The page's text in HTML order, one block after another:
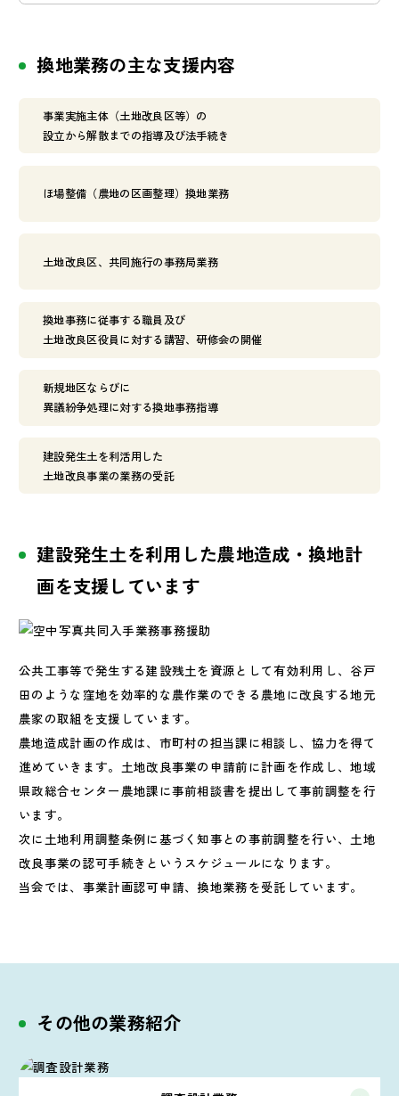
換地業務の主な支援内容
事業実施主体（土地改良区等）の
設立から解散までの指導及び法手続き
ほ場整備（農地の区画整理）換地業務
土地改良区、共同施行の事務局業務
換地事務に従事する職員及び
土地改良区役員に対する講習、研修会の開催
新規地区ならびに
異議紛争処理に対する換地事務指導
建設発生土を利活用した
土地改良事業の業務の受託
建設発生土を利用した農地造成・換地計
画を支援しています
公共工事等で発生する建設残土を資源として有効利用し、谷戸
田のような窪地を効率的な農作業のできる農地に改良する地元
農家の取組を支援しています。
農地造成計画の作成は、市町村の担当課に相談し、協力を得て
進めていきます。土地改良事業の申請前に計画を作成し、地域
県政総合センター農地課に事前相談書を提出して事前調整を行
います。
次に土地利用調整条例に基づく知事との事前調整を行い、土地
改良事業の認可手続きというスケジュールになります。
当会では、事業計画認可申請、換地業務を受託しています。
その他の業務紹介